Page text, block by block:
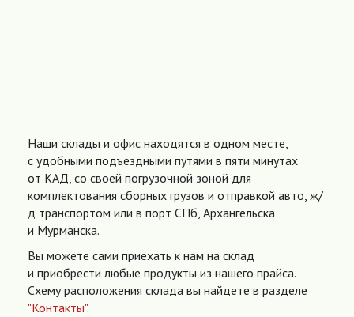
Наши склады и офис находятся в одном месте,
с удобными подъездными путями в пяти минутах
от КАД, со своей погрузочной зоной для
комплектования сборных грузов и отправкой авто, ж/
д транспортом или в порт СПб, Архангельска
и Мурманска.
Вы можете сами приехать к нам на склад
и приобрести любые продукты из нашего прайса.
Схему расположения склада вы найдете в разделе
"Контакты".